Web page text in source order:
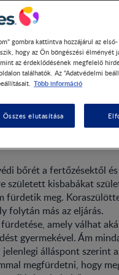
az
bőrét a fertőzésektől
született kisbabákat
fürdetik meg.
folytán más az eljárás.
amely válhat
gyermekével. Ám
álláspont szerint
megfürdetni, hogy
gombra kattintva hozzájárul az
hogy az Ön böngészési élményét
az érdeklődésének megfelelő
találhatók. Az "Adatvédelmi
Több információ
Összes elutasítása